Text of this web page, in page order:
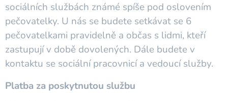
sociálních službách známé spíše pod oslovením
pečovatelky. U nás se budete setkávat se 6
pečovatelkami pravidelně a občas s lidmi, kteří
zastupují v době dovolených. Dále budete v
kontaktu se sociální pracovnicí a vedoucí služby.
Platba za poskytnutou službu